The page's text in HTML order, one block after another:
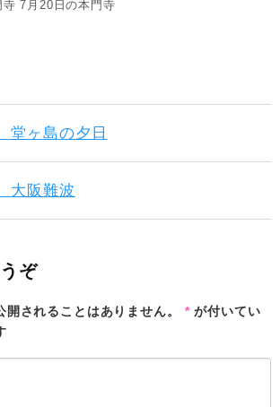
7月20日の本門寺
ヶ島の夕日
大阪難波
ぞ
されることはありません。 *が付いてい